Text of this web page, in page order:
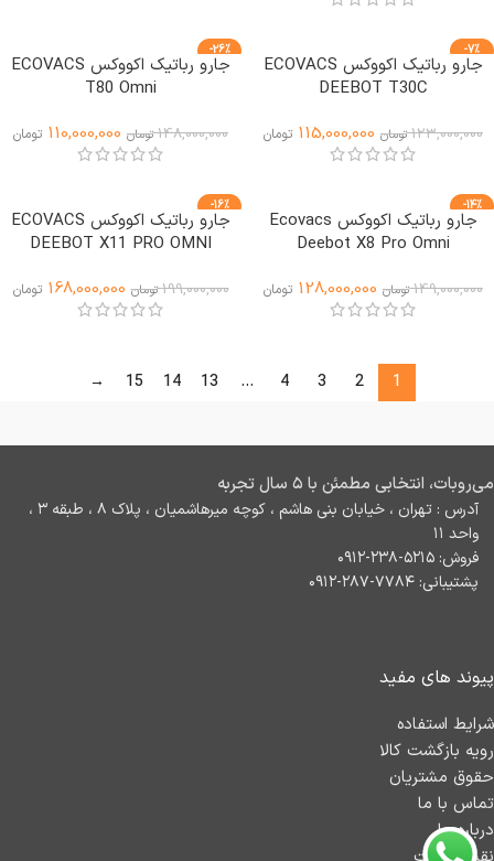
-7%
جارو رباتیک اکووکس ECOVACS
DEEBOT T30C
123,000,000 تومان 115,000,000 تومان
-26%
ویژه
جارو رباتیک اکووکس ECOVACS
T80 Omni
148,000,000 تومان 110,000,000 تومان
-14%
ویژه
جارو رباتیک اکووکس Ecovacs
Deebot X8 Pro Omni
149,000,000 تومان 128,000,000 تومان
-16%
ویژه
جارو رباتیک اکووکس ECOVACS
DEEBOT X11 PRO OMNI
199,000,000 تومان 168,000,000 تومان
1
2
3
4
…
13
14
15
→
می‌روبات، انتخابی مطمئن با ۵ سال تجربه
آدرس : تهران ، خیابان بنی هاشم ، کوچه میرهاشمیان ، پلاک ۸ ، طبقه ۳ ،
واحد ۱۱
فروش: ۵۲۱۵-۲۳۸-۰۹۱۲
پشتیبانی: ۷۷۸۴-۲۸۷-۰۹۱۲
پیوند های مفید
شرایط استفاده
رویه بازگشت کالا
حقوق مشتریان
تماس با ما
درباره ما